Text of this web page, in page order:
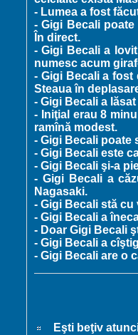
- Lumea a fost
- Gigi Becali
În direct.
- Gigi Becali a
numesc acum
- Gigi Becali a fost
Steaua în
- Gigi Becali a
- Iniţial erau 8
ramînă modest.
- Gigi Becali poate
- Gigi Becali este
- Gigi Becali şi-a
- Gigi Becali a
Nagasaki.
- Gigi Becali stă cu
- Gigi Becali a
- Doar Gigi Becali
- Gigi Becali a
- Gigi Becali are o
Eşti beţiv